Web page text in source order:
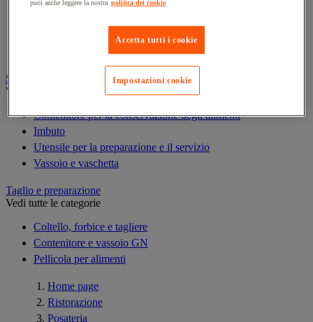
Menu e affissione
Stoviglie professionali per la ristorazione
Stoviglie professionali riutilizzabili
Servizio e conservazione degli alimenti
Vedi tutte le categorie
Contenitore per la conservazione degli alimenti
Imbuto
Utensile per la preparazione e il servizio
Vassoio e vaschetta
Taglio e preparazione
Vedi tutte le categorie
Coltello, forbice e tagliere
Contenitore e vassoio GN
Pellicola per alimenti
Home page
Ristorazione
Posateria
puoi anche leggere la nostra politica dei cookie
Accetta tutti i cookie
Impostazioni cookie